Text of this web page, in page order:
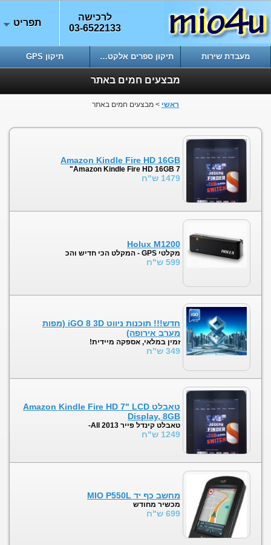
לרכישה
03-6522133
תפריט
מעבדת שירות תיקון ספרים אלקטרוניים תיקון GPS
מבצעים חמים באתר
ראשי > מבצעים חמים באתר
Amazon Kindle Fire HD 16GB
Amazon Kindle Fire HD 16GB 7"
1479 ש"ח
Holux M1200
מקלטי GPS - המקלט הכי חדיש והכ
599 ש"ח
חדש!!! תוכנות ניווט iGO 8 3D (מפות
מערב אירופה)
זמין במלאי, אספקה מיידית!
349 ש"ח
טאבלט Amazon Kindle Fire HD 7" LCD
Display, 8GB
טאבלט קינדל פייר 2013 All-
1249 ש"ח
מחשב כף יד MIO P550L
מכשיר מחודש
699 ש"ח